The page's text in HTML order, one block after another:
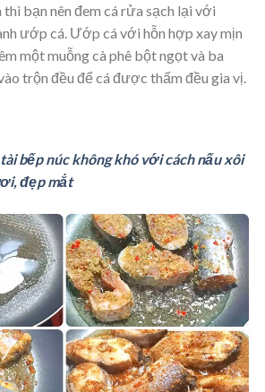
bạn nên đem cá rửa sạch lại với
ướp cá. Ướp cá với hỗn hợp xay mịn
một muỗng cà phê bột ngọt và ba
trộn đều để cá được thấm đều gia vị.
bếp núc không khó với cách nấu xôi
đẹp mắt